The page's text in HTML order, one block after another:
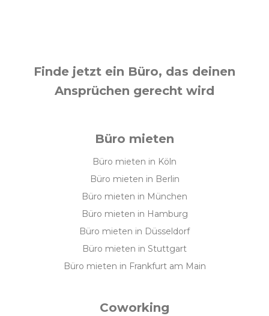
Finde jetzt ein Büro, das deinen
Ansprüchen gerecht wird
Büro mieten
Büro mieten in Köln
Büro mieten in Berlin
Büro mieten in München
Büro mieten in Hamburg
Büro mieten in Düsseldorf
Büro mieten in Stuttgart
Büro mieten in Frankfurt am Main
Coworking